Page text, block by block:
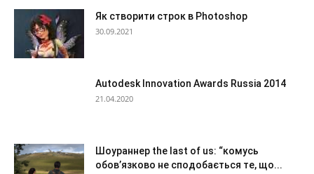
Як створити строк в Photoshop
30.09.2021
Autodesk Innovation Awards Russia 2014
21.04.2020
Шоураннер the last of us: “комусь
обов’язково не сподобається те, що...